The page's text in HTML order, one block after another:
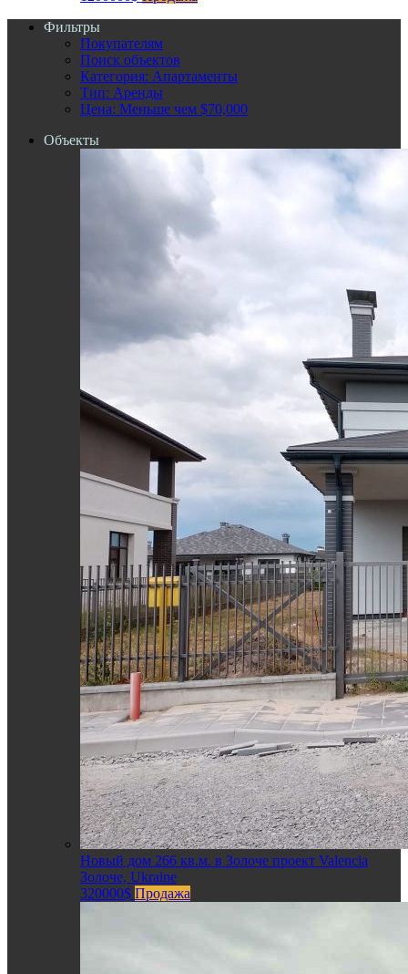
Фильтры
Покупателям
Поиск объектов
Категория: Апартаменты
Тип: Аренды
Цена: Меньше чем $70,000
Объекты
Новый дом 266 кв.м. в Золоче проект Valencia
Золоче, Ukraine
320000$ Продажа